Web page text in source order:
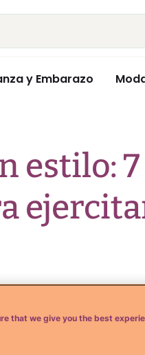
y Embarazo
estilo: 7
en forma,
that we give you the best